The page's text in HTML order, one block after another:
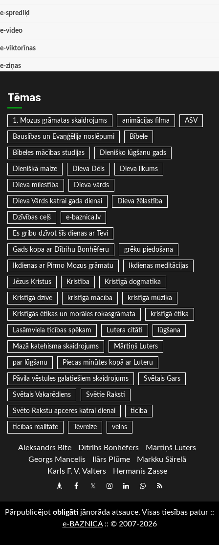
e-sprediķi
e-video
e-viktorīnas
e-ziņas
Tēmas
1. Mozus grāmatas skaidrojums animācijas filma ASV
Bauslības un Evaņģēlija noslēpumi Bībele
Bībeles mācības studijas Dienišķo lūgšanu gads
Dienišķā maize Dieva Dēls Dieva likums
Dieva mīlestība Dieva vārds
Dieva Vārds katrai gada dienai Dieva žēlastība
Dzīvības ceļš e-baznica.lv
Es gribu dzīvot šīs dienas ar Tevi
Gads kopa ar Dītrihu Bonhēferu grēku piedošana
Ikdienas ar Pirmo Mozus grāmatu Ikdienas meditācijas
Jēzus Kristus Kristība Kristīgā dogmatika
Kristīgā dzīve kristīgā mācība kristīgā mūzika
Kristīgās ētikas un morāles rokasgrāmata kristīgā ētika
Lasāmviela ticības spēkam Lutera citāti lūgšana
Mazā katehisma skaidrojums Mārtiņš Luters
par lūgšanu Piecas minūtes kopā ar Luteru
Pāvila vēstules galatiešiem skaidrojums Svētais Gars
Svētais Vakarēdiens Svētie Raksti
Svēto Rakstu apceres katrai dienai ticība
ticības realitāte Tēvreize velns
Aleksandrs Bite Dītrihs Bonhēfers
Mārtiņš Luters
Georgs Mancelis
Ilārs Plūme
Markku Särelä
Karls F. V. Valters
Hermanis Zasse
DraugiemFacebook
TwitterInstagram
LinkedInwhatsapp
RSS
Pārpublicējot obligāti jānorāda atsauce. Visas tiesības patur ::
e-BAZNICA:: © 2007-2026